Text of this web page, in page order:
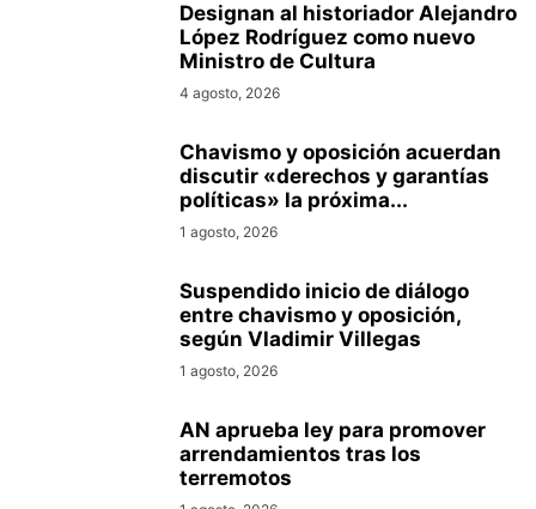
Designan al historiador Alejandro
López Rodríguez como nuevo
Ministro de Cultura
4 agosto, 2026
Chavismo y oposición acuerdan
discutir «derechos y garantías
políticas» la próxima...
1 agosto, 2026
Suspendido inicio de diálogo
entre chavismo y oposición,
según Vladimir Villegas
1 agosto, 2026
AN aprueba ley para promover
arrendamientos tras los
terremotos